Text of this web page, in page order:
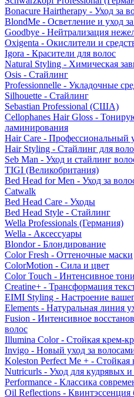
Bonacure Hairtherapy - Уход за
BlondMe - Осветление и уход
Goodbye - Нейтрализация
Oxigenta - Окислители и
Igora - Красители для волос
Natural Styling - Химическая
Osis - Стайлинг
Professionnelle - Укладочные
Silhouette - Стайлинг
Sebastian Professional (США)
Cellophanes Hair Gloss -
ламинирования
Hair Care - Профессиональный
Hair Styling - Стайлинг для
Seb Man - Уход и стайлинг
TIGI (Великобритания)
Bed Head for Men - Уход за
Catwalk
Bed Head Care - Уходы
Bed Head Style - Стайлинг
Wella Professionals (Германия)
Wella - Аксессуары
Blondor - Блондирование
Color Fresh - Оттеночные маски
ColorMotion - Сила и цвет
Color Touch - Интенсивное
Creatine+ - Трансформация
EIMI Styling - Настроение
Elements - Натуральная линия
Fusion - Интенсивное
волос
Illumina Color - Стойкая крем-
Invigo - Новый уход за
Koleston Perfect Me + - Стойкая
Nutricurls - Уход для кудрявых
Performance - Классика
Oil Reflections - Квинтэссенция